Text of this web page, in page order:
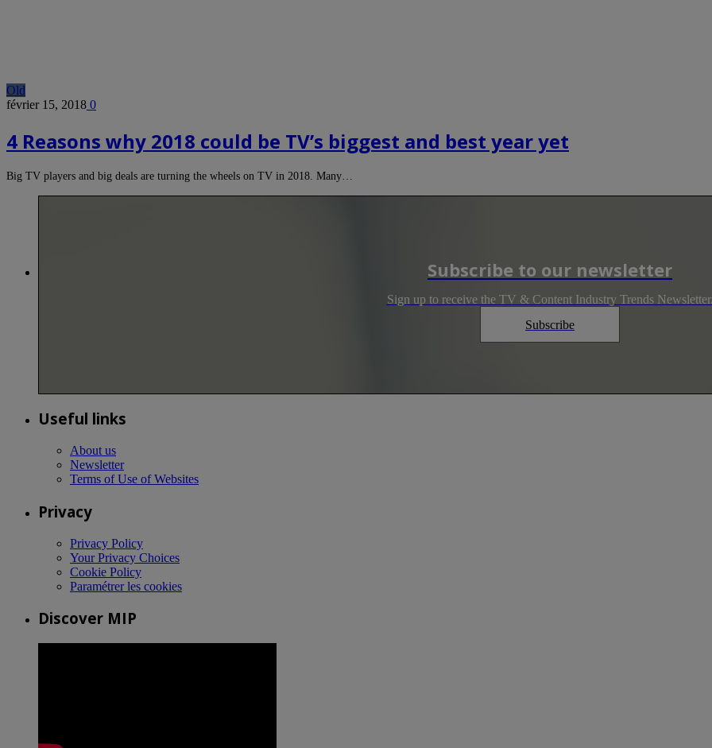
Old
février 15, 2018 0
4 Reasons why 2018 could be TV’s biggest and best year yet
Big TV players and big deals are turning the wheels on TV in 2018. Many…
Subscribe to our newsletter
Sign up to receive the TV & Content Industry Trends
Subscribe
Useful links
About us
Newsletter
Terms of Use of Websites
Privacy
Privacy Policy
Your Privacy Choices
Cookie Policy
Paramétrer les cookies
Discover MIP